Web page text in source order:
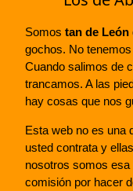
Somos tan de León
gochos. No
Cuando salimos de
trancamos. A las
hay cosas que nos
Esta web no es una
usted contrata y
nosotros somos
comisión por hacer